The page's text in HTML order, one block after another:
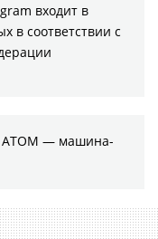
входит в
в соответствии с
АТОМ — машина-